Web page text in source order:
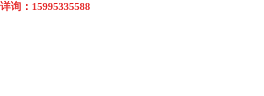
详询： 15995335588